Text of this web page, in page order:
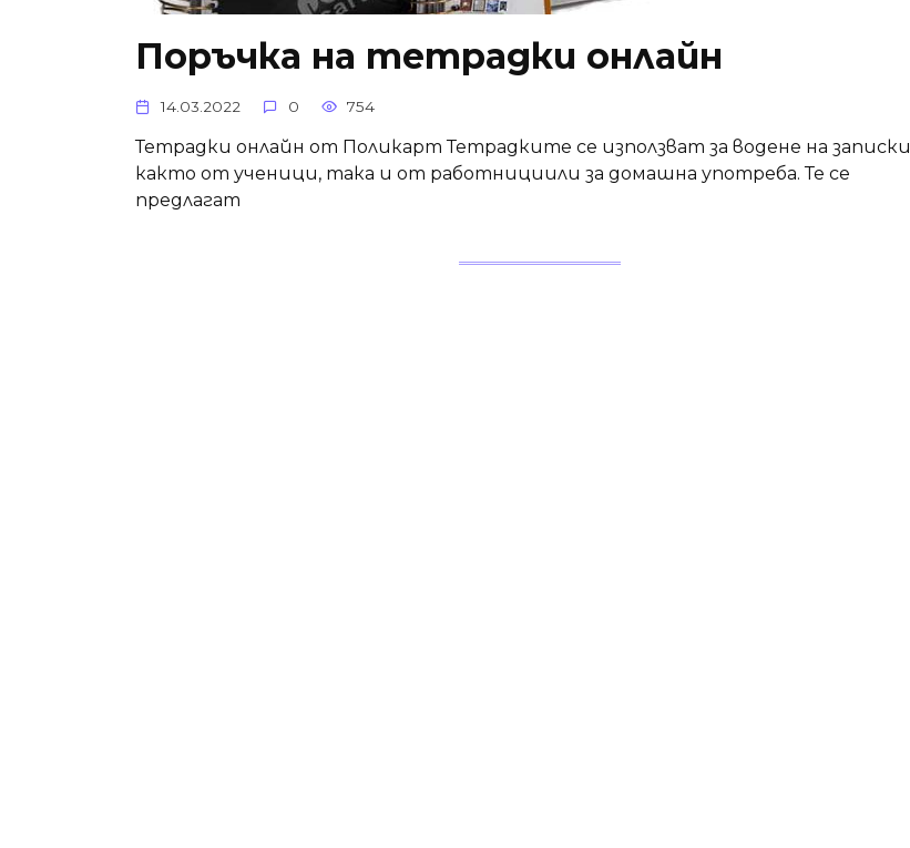
Поръчка на тетрадки онлайн
14.03.2022 0 754
Тетрадки онлайн от Поликарт Тетрадките се използват за водене на записки
както от ученици, така и от работнициили за домашна употреба. Те се
предлагат